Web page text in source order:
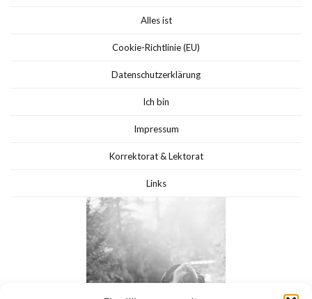
Alles ist
Cookie-Richtlinie (EU)
Datenschutzerklärung
Ich bin
Impressum
Korrektorat & Lektorat
Links